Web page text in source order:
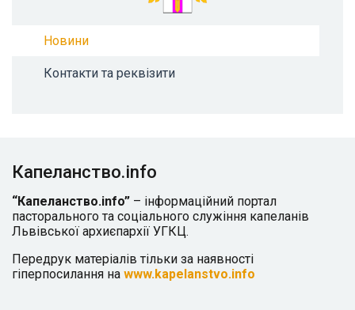
Новини
Контакти та реквізити
Капеланство.info
“Капеланство.info” – інформаційний портал
пасторального та соціального служіння капеланів
Львівської архиєпархії УГКЦ.
Передрук матеріалів тільки за наявності
гіперпосилання на www.kapelanstvo.info